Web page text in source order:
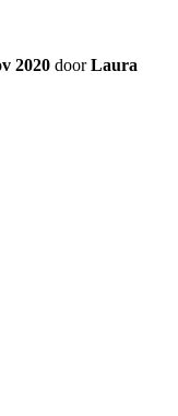
2020 doorLaura